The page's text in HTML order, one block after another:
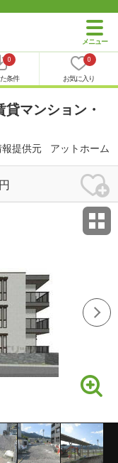
0
条件
0
お気に入り
マンション・
報提供元 アットホーム